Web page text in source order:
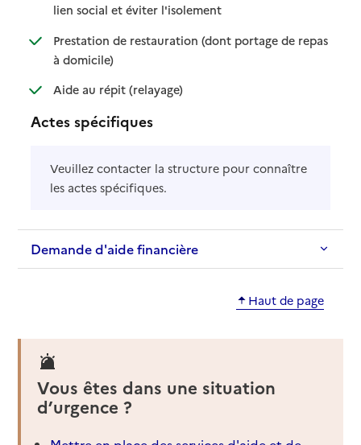
lien social et éviter l'isolement: disponible
: non disponible
Prestation de restauration (dont portage de repas
à domicile): disponible
: non disponible
Aide au répit (relayage): disponible
: non disponible
Actes spécifiques
Veuillez contacter la structure pour connaître
les actes spécifiques.
Demande d'aide financière
Haut de page
Vous êtes dans une situation
d’urgence ?